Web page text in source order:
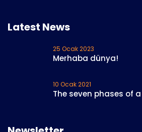
Latest News
25 Ocak 2023
Merhaba dünya!
10 Ocak 2021
The seven phases of